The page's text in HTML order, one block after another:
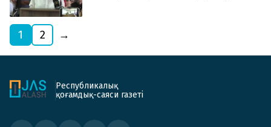
1 2 →
Республикалық
қоғамдық-саяси газеті